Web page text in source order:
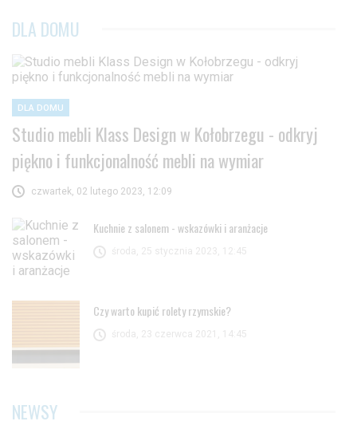
DLA DOMU
DLA DOMU
Studio mebli Klass Design w Kołobrzegu - odkryj
piękno i funkcjonalność mebli na wymiar
czwartek, 02 lutego 2023, 12:09
Kuchnie z salonem - wskazówki i aranżacje
środa, 25 stycznia 2023, 12:45
Czy warto kupić rolety rzymskie?
środa, 23 czerwca 2021, 14:45
NEWSY